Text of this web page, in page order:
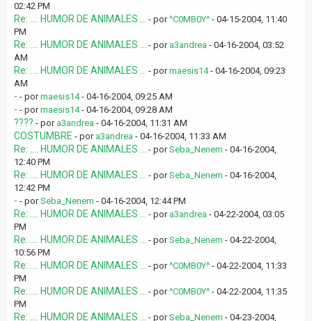
02:42 PM
Re: .... HUMOR DE ANIMALES ... - por^C0MB0Y^ - 04-15-2004, 11:40
PM
Re: .... HUMOR DE ANIMALES ... - por a3andrea - 04-16-2004, 03:52
AM
Re: .... HUMOR DE ANIMALES ... - pormaesis14- 04-16-2004, 09:23
AM
- - pormaesis14- 04-16-2004, 09:25 AM
- - pormaesis14- 04-16-2004, 09:28 AM
???? - por a3andrea - 04-16-2004, 11:31 AM
COSTUMBRE - por a3andrea - 04-16-2004, 11:33 AM
Re: .... HUMOR DE ANIMALES ... - porSeba_Nenem - 04-16-2004,
12:40 PM
Re: .... HUMOR DE ANIMALES ... - porSeba_Nenem - 04-16-2004,
12:42 PM
- - porSeba_Nenem - 04-16-2004, 12:44 PM
Re: .... HUMOR DE ANIMALES ... - por a3andrea - 04-22-2004, 03:05
PM
Re: .... HUMOR DE ANIMALES ... - porSeba_Nenem - 04-22-2004,
10:56 PM
Re: .... HUMOR DE ANIMALES ... - por^C0MB0Y^ - 04-22-2004, 11:33
PM
Re: .... HUMOR DE ANIMALES ... - por^C0MB0Y^ - 04-22-2004, 11:35
PM
Re: .... HUMOR DE ANIMALES ... - porSeba_Nenem - 04-23-2004,